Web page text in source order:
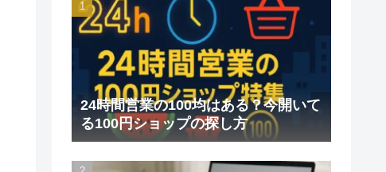
24時間営業の100均はある？今開いて
る100円ショップの探し方